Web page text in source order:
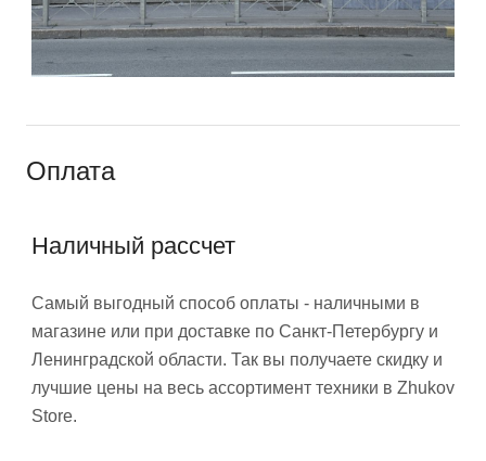
Оплата
Наличный рассчет
Самый выгодный способ оплаты - наличными в
магазине или при доставке по Санкт-Петербургу и
Ленинградской области. Так вы получаете скидку и
лучшие цены на весь ассортимент техники в Zhukov
Store.